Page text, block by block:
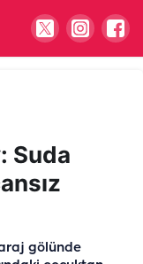
Suda
gölünde
çarpıştı: Genç